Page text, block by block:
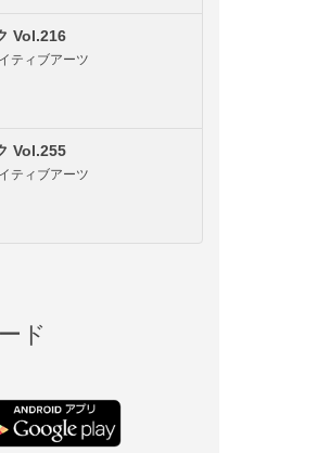
Vol.216
ティブアーツ
Vol.255
ティブアーツ
ド